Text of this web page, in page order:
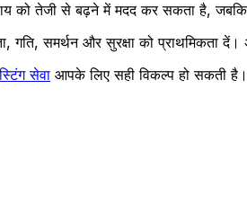
को तेजी से बढ़ने में मदद कर सकता है,
समर्थन और सुरक्षा को प्राथमिकता
सेवा आपके लिए सही विकल्प हो सकती